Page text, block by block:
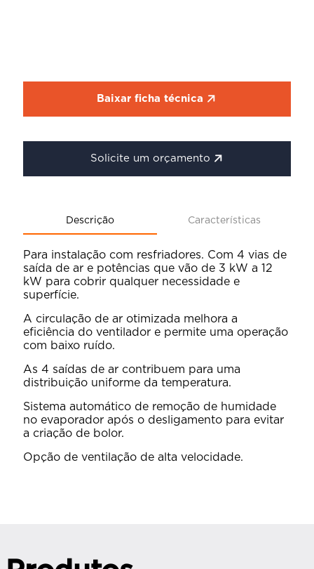
Baixar ficha técnica
Solicite um orçamento
Descrição Características
Para instalação com resfriadores. Com 4 vias de
saída de ar e potências que vão de 3 kW a 12
kW para cobrir qualquer necessidade e
superfície.
A circulação de ar otimizada melhora a
eficiência do ventilador e permite uma operação
com baixo ruído.
As 4 saídas de ar contribuem para uma
distribuição uniforme da temperatura.
Sistema automático de remoção de humidade
no evaporador após o desligamento para evitar
a criação de bolor.
Opção de ventilação de alta velocidade.